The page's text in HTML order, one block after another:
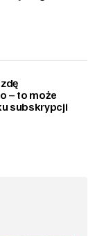
– to może
subskrypcji